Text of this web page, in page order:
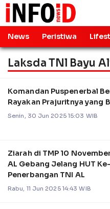
News Peristiwa
Laksda TNl Bayu
Komandan Puspenerbal
Rayakan Prajuritnya yang
Senin, 30 Jun 2025 15:03 WIB
Ziarah di TMP 10
AL Gebang Jelang HUT
Penerbangan TNI AL
Rabu, 11 Jun 2025 14:43 WIB